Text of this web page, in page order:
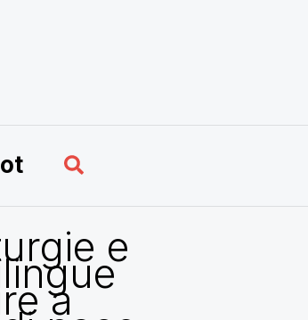
Hae
e
a